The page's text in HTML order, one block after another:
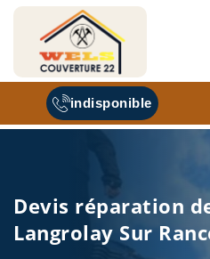
indisponible
Devis réparation
Langrolay Sur